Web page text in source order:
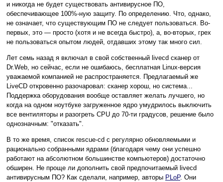
и никогда не будет существовать антивирусное ПО,
обеспечивающее 100%-ную защиту. По определению. Что, однако,
не означает, что существующим ПО не следует пользоваться. Во-
первых, это — просто (хотя и не всегда быстро), а, во-вторых, грех
не пользоваться опытом людей, отдавших этому так много сил.
Лет семь назад я включал в свой собственный livecd сканер от
Dr.Web, но сейчас, если не ошибаюсь, бесплатная Linux-версия
уважаемой компанией не распространяется. Предлагаемый же
LiveCD откровенно разочаровал: сканер хорош, но система...
Поддержка оборудования вообще оставляет желать лучшего, но
когда на одном ноутбуке загруженное ядро умудрилось выключить
все вентиляторы и разогреть CPU до 70-ти градусов, решение было
однозначным: "отказать".
В то же время, список rescue-cd с регулярно обновляемыми и
рационально собранными ядрами (благодаря чему они успешно
работают на абсолютном большинстве компьютеров) достаточно
обширен. Не проще ли дополнить свой предпочитаемый livecd
антивирусным ПО? Как сделали, например, авторы PLoP. Они